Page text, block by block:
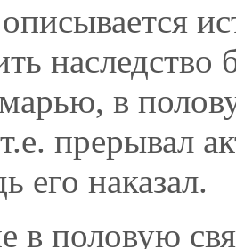
описывается
наследство
в
прерывал
его наказал.
в половую